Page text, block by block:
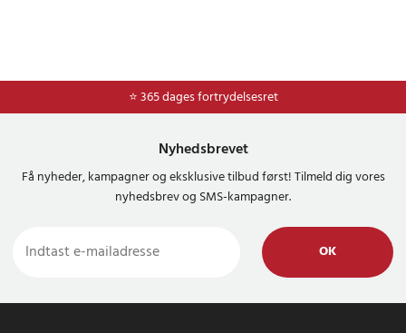
⭐ 365 dages fortrydelsesret
⭐ Nem og sikker betaling med mobilepay og dankort
Nyhedsbrevet
Få nyheder, kampagner og eksklusive tilbud først! Tilmeld dig vores
nyhedsbrev og SMS-kampagner.
OK